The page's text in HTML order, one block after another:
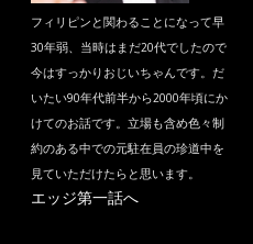
フィリピンと関わることになって早
30年弱、当時はまだ20代でしたので
今はすっかりおじいちゃんです。だ
いたい90年代前半から2000年頃にか
けてのお話です。立場も含め色々制
約のある中での元駐在員の珍道中を
見ていただけたらと思います。
エッジ第一話へ